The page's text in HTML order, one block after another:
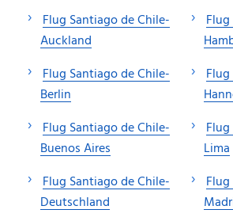
Flug Santiago de Chile-
Auckland
Flug Santiago de Chile-
Berlin
Flug Santiago de Chile-
Buenos Aires
Flug Santiago de Chile-
Deutschland
Lima